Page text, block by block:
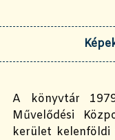
A könyvtár
Művelődési
kerület kelenföldi